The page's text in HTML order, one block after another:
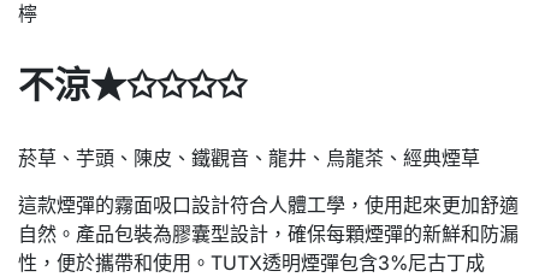
檸
不涼★✩✩✩✩
菸草、芋頭、陳皮、鐵觀音、龍井、烏龍茶、經典煙草
這款煙彈的霧面吸口設計符合人體工學，使用起來更加舒適
自然。產品包裝為膠囊型設計，確保每顆煙彈的新鮮和防漏
性，便於攜帶和使用。TUTX透明煙彈包含3%尼古丁成